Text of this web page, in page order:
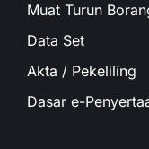
Muat Turun
Data Set
Akta / Pekeliling
Dasar e-